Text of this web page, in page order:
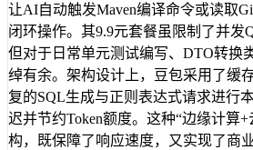
让AI自动触发Maven编译命令或读取
闭环操作。其9.9元套餐虽限制了并发
但对于日常单元测试编写、DTO转换
绰有余。架构设计上，豆包采用了缓
复的SQL生成与正则表达式请求进行
迟并节约Token额度。这种“边缘计算
构，既保障了响应速度，又实现了商